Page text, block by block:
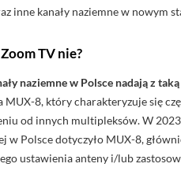
inne kanały naziemne w nowym
TV nie?
naziemne w Polsce nadają z
8, który charakteryzuje się
od innych multipleksów. W 2023
Polsce dotyczyło MUX-8,
ustawienia anteny i/lub